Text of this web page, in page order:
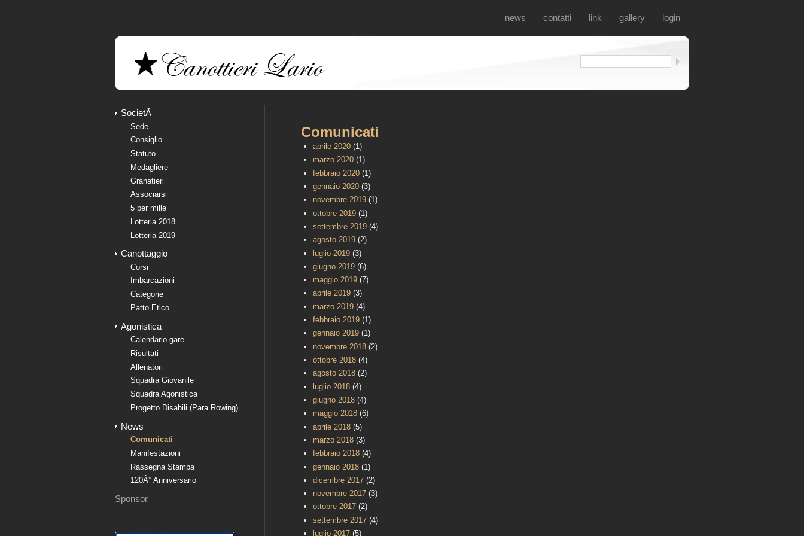
news contatti link gallery login
SocietÃ
Sede
Consiglio
Statuto
Medagliere
Granatieri
Associarsi
5 per mille
Lotteria 2018
Lotteria 2019
Canottaggio
Corsi
Imbarcazioni
Categorie
Patto Etico
Agonistica
Calendario gare
Risultati
Allenatori
Squadra Giovanile
Squadra Agonistica
Progetto Disabili (Para Rowing)
News
Comunicati
Manifestazioni
Rassegna Stampa
120Â° Anniversario
Sponsor
Comunicati
aprile 2020(1)
marzo 2020(1)
febbraio 2020(1)
gennaio 2020(3)
novembre 2019(1)
ottobre 2019(1)
settembre 2019(4)
agosto 2019(2)
luglio 2019(3)
giugno 2019(6)
maggio 2019(7)
aprile 2019(3)
marzo 2019(4)
febbraio 2019(1)
gennaio 2019(1)
novembre 2018(2)
ottobre 2018(4)
agosto 2018(2)
luglio 2018(4)
giugno 2018(4)
maggio 2018(6)
aprile 2018(5)
marzo 2018(3)
febbraio 2018(4)
gennaio 2018(1)
dicembre 2017(2)
novembre 2017(3)
ottobre 2017(2)
settembre 2017(4)
luglio 2017(5)